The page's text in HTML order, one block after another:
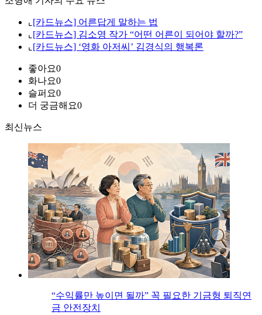
⌞ [카드뉴스] 어른답게 말하는 법
⌞ [카드뉴스] 김소영 작가 “어떤 어른이 되어야 할까?”
⌞ [카드뉴스] ‘영화 아저씨’ 김경식의 행복론
좋아요0
화나요0
슬퍼요0
더 궁금해요0
최신뉴스
“수익률만 높이면 될까” 꼭 필요한 기금형 퇴직연
금 안전장치